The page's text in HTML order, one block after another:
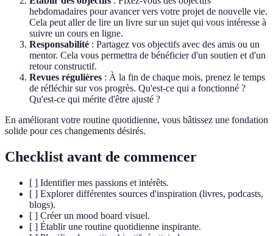
hebdomadaires pour avancer vers votre projet de nouvelle vie.
Cela peut aller de lire un livre sur un sujet qui vous intéresse à
suivre un cours en ligne.
Responsabilité : Partagez vos objectifs avec des amis ou un
mentor. Cela vous permettra de bénéficier d'un soutien et d'un
retour constructif.
Revues régulières : À la fin de chaque mois, prenez le temps
de réfléchir sur vos progrès. Qu'est-ce qui a fonctionné ?
Qu'est-ce qui mérite d'être ajusté ?
En améliorant votre routine quotidienne, vous bâtissez une fondation
solide pour ces changements désirés.
Checklist avant de commencer
[ ] Identifier mes passions et intérêts.
[ ] Explorer différentes sources d'inspiration (livres, podcasts,
blogs).
[ ] Créer un mood board visuel.
[ ] Établir une routine quotidienne inspirante.